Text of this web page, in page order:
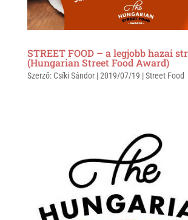
STREET FOOD – a legjobb hazai
(Hungarian Street Food Award)
Szerző: Csíki Sándor|2019/07/19 |Street Food